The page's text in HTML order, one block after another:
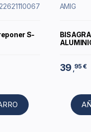
S-
AMIG
39 ,95 €